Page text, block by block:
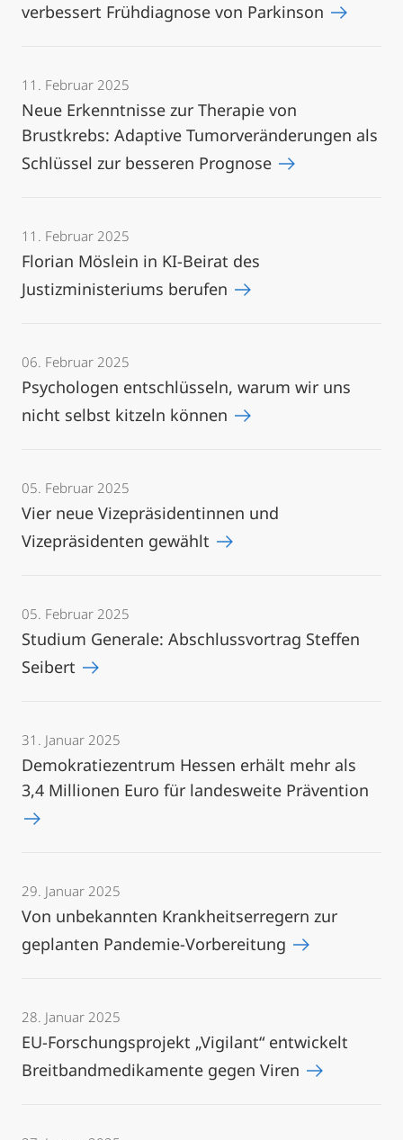
verbessert Frühdiagnose von Parkinson
11. Februar 2025
Neue Erkenntnisse zur Therapie von
Brustkrebs: Adaptive Tumorveränderungen als
Schlüssel zur besseren Prognose
11. Februar 2025
Florian Möslein in KI-Beirat des
Justizministeriums berufen
06. Februar 2025
Psychologen entschlüsseln, warum wir uns
nicht selbst kitzeln können
05. Februar 2025
Vier neue Vizepräsidentinnen und
Vizepräsidenten gewählt
05. Februar 2025
Studium Generale: Abschlussvortrag Steffen
Seibert
31. Januar 2025
Demokratiezentrum Hessen erhält mehr als
3,4 Millionen Euro für landesweite Prävention
29. Januar 2025
Von unbekannten Krankheitserregern zur
geplanten Pandemie-Vorbereitung
28. Januar 2025
EU-Forschungsprojekt „Vigilant“ entwickelt
Breitbandmedikamente gegen Viren